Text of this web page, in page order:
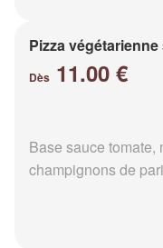
Pizza
Dès 11.00 €
Base sauce tomate,
champignons de